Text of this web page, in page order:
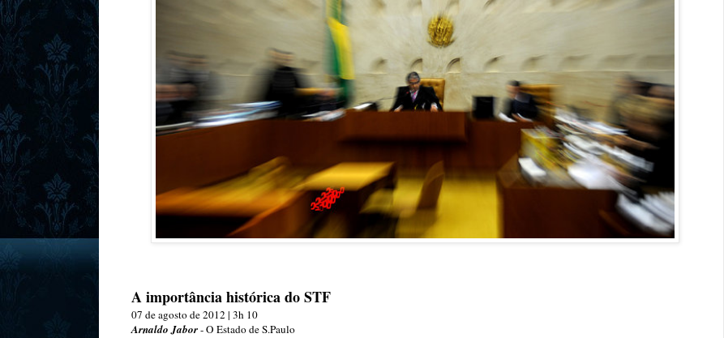
A importância histórica do STF
07 de agosto de 2012 | 3h 10
Arnaldo Jabor- O Estado de S.Paulo